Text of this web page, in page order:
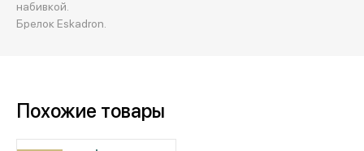
набивкой.
Брелок Eskadron.
Похожие товары